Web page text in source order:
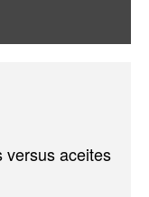
versus aceites